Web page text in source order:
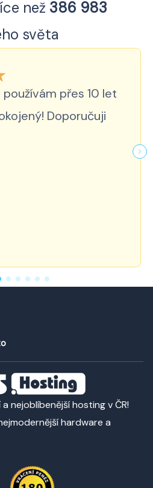
než 386 983
světa
přes 10 let
Doporučuji
nejoblíbenější hosting v ČR!
hardware a